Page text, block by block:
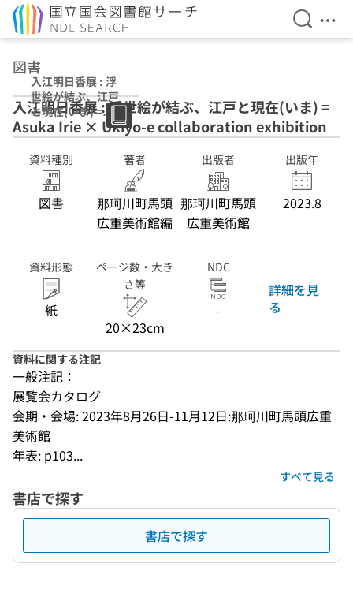
検索を
メ
図書
入江明日香展 : 浮
世絵が結ぶ、江戸
と現在(いま) =
Asuka Irie ×
Ukiyo-e
collaboration
exhibition
入江明日香展 : 浮世絵が結ぶ、江戸と現在(いま) =
Asuka Irie × Ukiyo-e collaboration exhibition
資料種別
図書
著者
那珂川町馬頭
広重美術館編
出版者
那珂川町馬頭
広重美術館
出版年
2023.8
資料形態
紙
ページ数・大き
さ等
20×23cm
NDC
-
詳細を見
る
資料に関する注記
一般注記：
展覧会カタログ
会期・会場: 2023年8月26日-11月12日:那珂川町馬頭広重
美術館
年表: p103...
すべて見る
書店で探す
書店で探す